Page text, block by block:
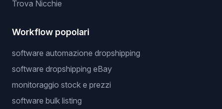
Trova Nicchie
Workflow popolari
software automazione dropshipping
software dropshipping eBay
monitoraggio stock e prezzi
software bulk listing